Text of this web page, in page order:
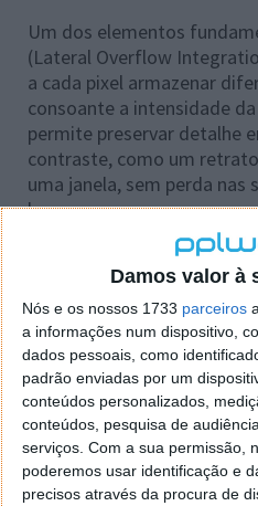
Damos valor à
Nós e os nossos 1733 parceiros
a informações num dispositivo,
dados pessoais, como
padrão enviadas por um
conteúdos personalizados,
conteúdos, pesquisa de
serviços. Com a sua permissão,
poderemos usar identificação e
precisos através da procura de
Um dos elementos
(Lateral Overflow
a cada pixel armazenar
consoante a intensidade
permite preservar detalhe
contraste, como um
uma janela, sem perda nas
luzes.